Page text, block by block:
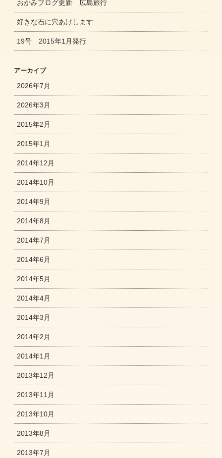
おかみブログ更新 広島旅行
好きな石に穴あけします
19号 2015年1月発行
アーカイブ
2026年7月
2026年3月
2015年2月
2015年1月
2014年12月
2014年10月
2014年9月
2014年8月
2014年7月
2014年6月
2014年5月
2014年4月
2014年3月
2014年2月
2014年1月
2013年12月
2013年11月
2013年10月
2013年8月
2013年7月